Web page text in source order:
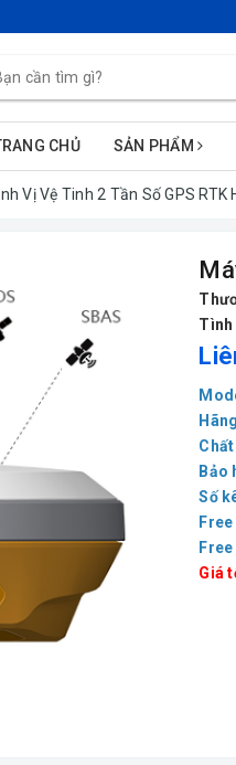
CHỦ SẢN PHẨM
Vị Vệ Tinh 2 Tần Số GPS RTK
Bảo
Số
Giá